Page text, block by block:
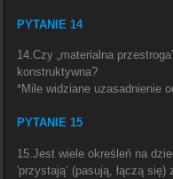
PYTANIE 14
14.Czy „materialna
konstruktywna?
*Mile widziane uzasadnienie
PYTANIE 15
15.Jest wiele określeń na
'przystają’ (pasują, łączą